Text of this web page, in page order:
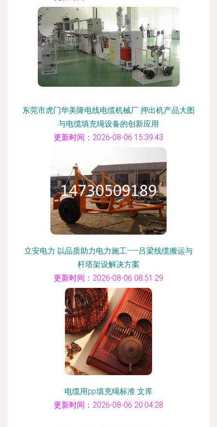
东莞市虎门华美隆电线电缆机械厂 押出机产品大图
与电缆填充绳设备的创新应用
更新时间：2026-08-06 15:39:43
立安电力 以品质助力电力施工——吕梁线缆搬运与
杆塔架设解决方案
更新时间：2026-08-06 08:51:29
电缆用pp填充绳标准 文库
更新时间：2026-08-06 20:04:28